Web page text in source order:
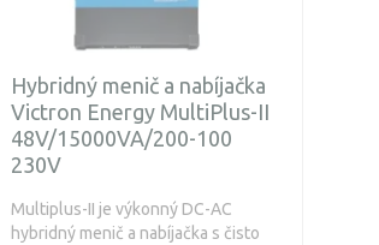
Hybridný menič a nabíjačka
Victron Energy MultiPlus-II
48V/15000VA/200-100
230V
Multiplus-II je výkonný DC-AC
hybridný menič a nabíjačka s čisto